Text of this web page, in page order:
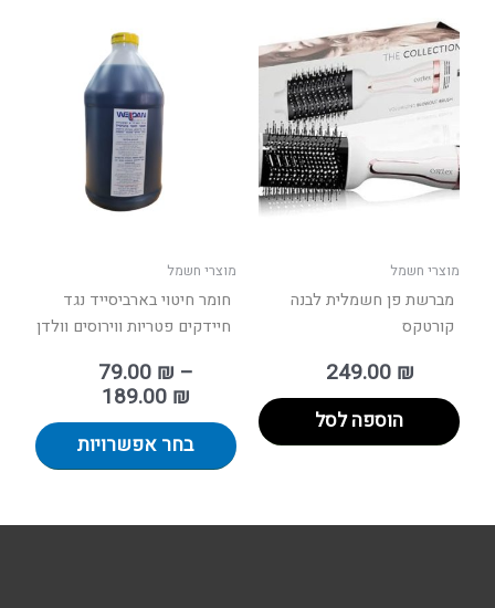
מוצרי חשמל
מברשת פן חשמלית לבנה
קורטקס
249.00 ₪
הוספה לסל
מוצרי חשמל
חומר חיטוי בארביסייד נגד
חיידקים פטריות ווירוסים וולדן
79.00 ₪ –
189.00 ₪
⁦189.00 ₪⁩
בחר אפשרויות